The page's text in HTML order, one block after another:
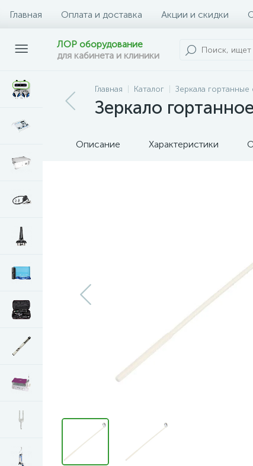
Главная Оплата и доставка Акции и скидки
ЛОР оборудование
для кабинета и клиники
Главная Каталог Зеркала
Зеркало
Описание Характеристики